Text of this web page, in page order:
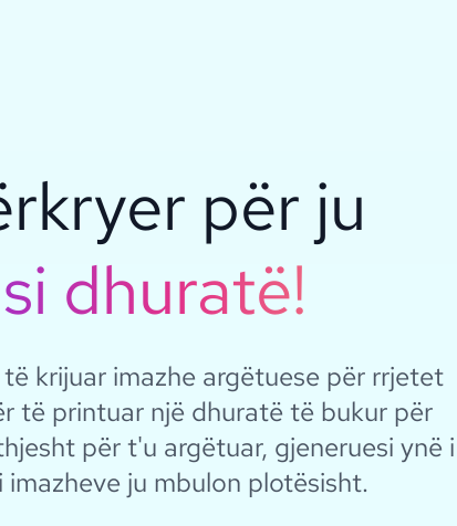
për ju
dhuratë!
krijuar imazhe argëtuese për rrjetet
të printuar një dhuratë të bukur për
për t'u argëtuar, gjeneruesi ynë i
imazheve ju mbulon plotësisht.